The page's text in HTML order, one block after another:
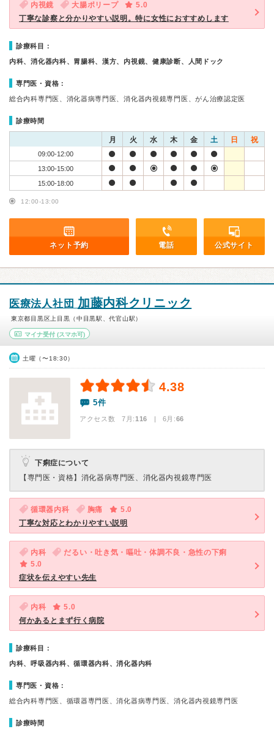
内視鏡 大腸ポリープ
5.0
丁寧な診察と分かりやすい説明。特に女性におすすめします
診療科目：
内科、消化器内科、胃腸科、漢方、内視鏡、健康診断、人間ドック
専門医・資格：
総合内科専門医、消化器病専門医、消化器内視鏡専門医、がん治療認定医
診療時間
月 火 水 木 金 土 日 祝
09:00-12:00
13:00-15:00
15:00-18:00
12:00-13:00
ネット予約 電話 公式サイト
医療法人社団 加藤内科クリニック
東京都目黒区上目黒（中目黒駅、代官山駅）
マイナ受付 (スマホ可)
土曜（〜18:30）
4.38
5件
アクセス数 7月:116 | 6月:66
下痢症について
【専門医・資格】 消化器病専門医、消化器内視鏡専門医
循環器内科 胸痛
5.0
丁寧な対応とわかりやすい説明
内科
だるい・吐き気・嘔吐・体調不良・急性の下痢
5.0
症状を伝えやすい先生
内科
5.0
何かあるとまず行く病院
診療科目：
内科、呼吸器内科、循環器内科、消化器内科
専門医・資格：
総合内科専門医、循環器専門医、消化器病専門医、消化器内視鏡専門医
診療時間